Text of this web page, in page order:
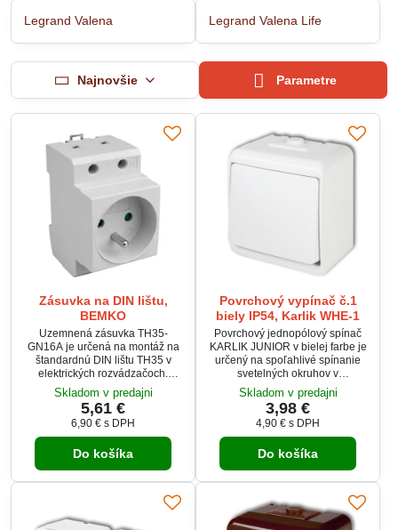
Legrand Valena Legrand Valena Life
Najnovšie Parametre
Zásuvka na DIN lištu,
BEMKO
Uzemnená zásuvka TH35-
GN16A je určená na montáž na
štandardnú DIN lištu TH35 v
elektrických rozvádzačoch.
Podporuje zaťaženie až 16 A
(4000 W), vďaka čomu je vhodná
na napájanie servisných
prístrojov, meracej techniky aj
ďalších elektrických zariadení.
Kompaktné rozmery, jednoduchá
montáž a moderný dizajn z nej
robia praktické riešenie pre
profesionálne elektroinštalácie.
Skladom v predajni
5,61 €
6,90 € s DPH
Do košíka
Povrchový vypínač č.1
biely IP54, Karlik WHE-1
Povrchový jednopólový spínač
KARLIK JUNIOR v bielej farbe je
určený na spoľahlivé spínanie
svetelných okruhov v
náročnejších podmienkach.
Vďaka krytiu IP54 je vhodný do
priestorov so zvýšenou
prašnosťou alebo vlhkosťou.
Poskytuje kvalitnú mechanickú
konštrukciu a jednoduchú
montáž na povrch. Ideálny pre
dielne, garáže, terasy či altánky.
Skladom v predajni
3,98 €
4,90 € s DPH
Do košíka